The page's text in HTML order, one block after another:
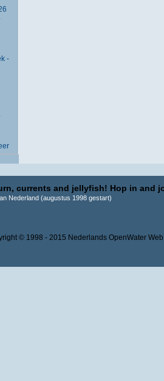
-
currents and jellyfish! Hop in and
Nederland (augustus 1998 gestart)
© 1998 - 2015 Nederlands OpenWater